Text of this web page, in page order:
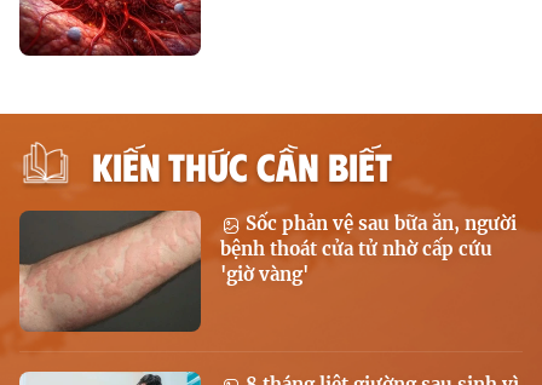
KIẾN THỨC CẦN BIẾT
Sốc phản vệ sau bữa ăn, người
bệnh thoát cửa tử nhờ cấp cứu
'giờ vàng'